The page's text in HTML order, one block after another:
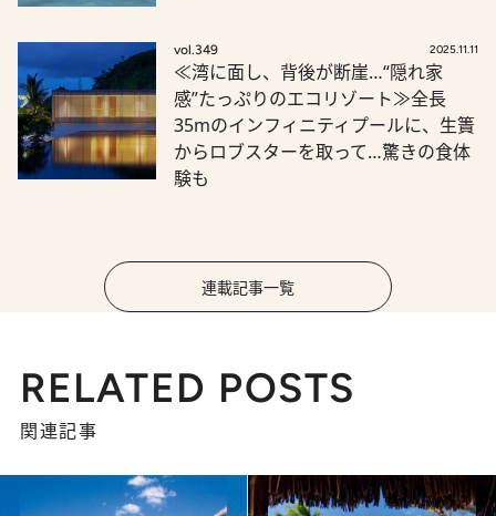
vol.349 2025.11.11
≪湾に面し、背後が断崖…“隠れ家
感”たっぷりのエコリゾート≫全長
35mのインフィニティプールに、生簀
からロブスターを取って…驚きの食体
験も
連載記事一覧
RELATED POSTS
関連記事